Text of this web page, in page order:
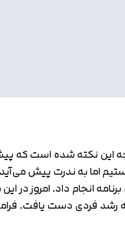
این نکته شده است که
اما به ندرت پیش
انجام داد. امروز در
رشد فردی دست یافت.